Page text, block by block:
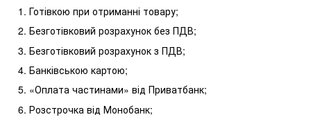
Готівкою при отриманні товару;
Безготівковий розрахунок без ПДВ;
Безготівковий розрахунок з ПДВ;
Банківською картою;
«Оплата частинами» від Приватбанк;
Розстрочка від Монобанк;